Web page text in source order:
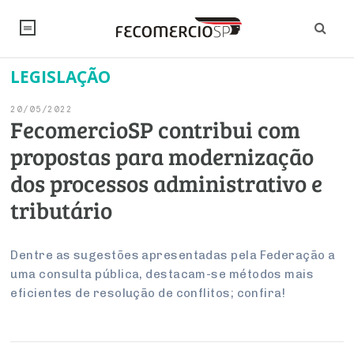
NOTÍCIAS
Artigos
Institucional
Debates Fecomercio-SP
PROJETOS ESPECIAIS:
UM BRASIL
Economia
Pesquisas
Brasil
Internacional
Modernização do Estado
Inteligência Artificial
Legislação
Empresas
Arbitragem e Mediação
Varejo
Sustentabilidade
PESQUISAS
FALE CONOSCO
Sobre
CONSELHOS
Conselho de Emprego e Relações do Trabalho
LEGISLAÇÃO
20/05/2022
FecomercioSP contribui com
propostas para modernização
dos processos administrativo e
tributário
Dentre as sugestões apresentadas pela Federação a
uma consulta pública, destacam-se métodos mais
eficientes de resolução de conflitos; confira!